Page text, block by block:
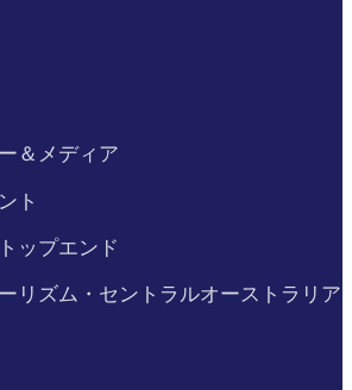
＆メディア
ト
ップエンド
リズム・セントラルオーストラリア